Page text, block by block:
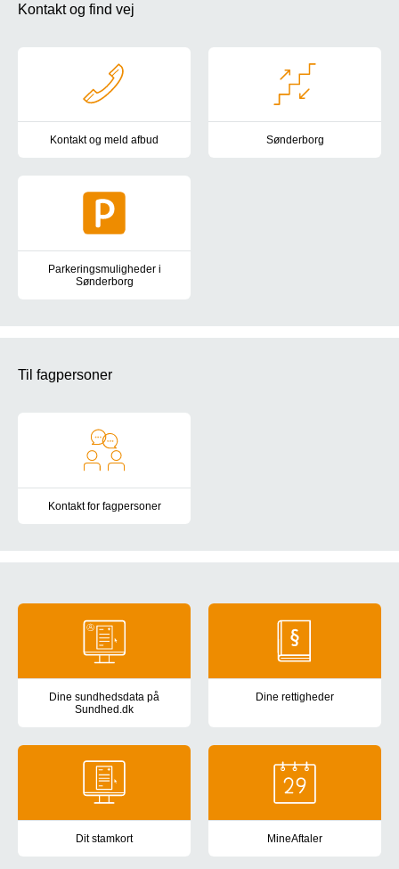
Kontakt og find vej
Kontakt og meld afbud Sønderborg
Parkeringsmuligheder i
Sønderborg
Til fagpersoner
Kontakt for fagpersoner
Generel information
Dine sundhedsdata på
Sundhed.dk
Dine rettigheder
Dit stamkort MineAftaler